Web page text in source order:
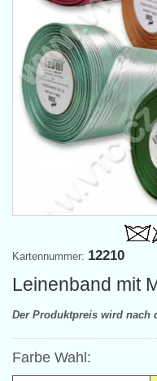
Kartennummer: 12210
Leinenband mit
Der Produktpreis wird nach
Farbe Wahl: